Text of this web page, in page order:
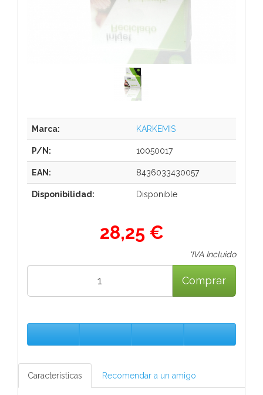
Marca: KARKEMIS
P/N: 10050017
EAN: 8436033430057
Disponibilidad: Disponible
28,25 €
*IVA Incluido
Comprar
Características Recomendar a un amigo